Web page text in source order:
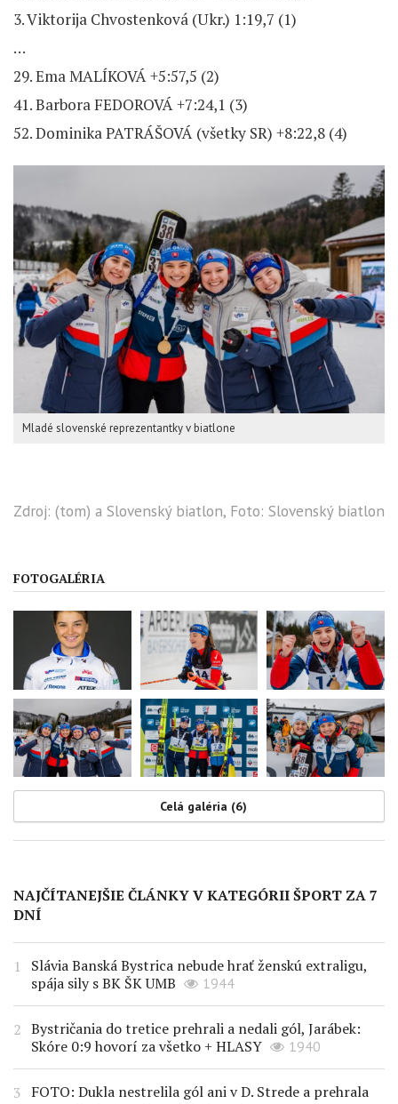
3. Viktorija Chvostenková (Ukr.) 1:19,7 (1)
…
29. Ema MALÍKOVÁ +5:57,5 (2)
41. Barbora FEDOROVÁ +7:24,1 (3)
52. Dominika PATRÁŠOVÁ (všetky SR) +8:22,8 (4)
Mladé slovenské reprezentantky v biatlone
Zdroj: (tom) a Slovenský biatlon, Foto: Slovenský biatlon
FOTOGALÉRIA
Celá galéria (6)
NAJČÍTANEJŠIE ČLÁNKY V KATEGÓRII ŠPORT ZA 7
DNÍ
Slávia Banská Bystrica nebude hrať ženskú extraligu,
spája sily s BK ŠK UMB
1944
Bystričania do tretice prehrali a nedali gól, Jarábek:
Skóre 0:9 hovorí za všetko + HLASY
1940
FOTO: Dukla nestrelila gól ani v D. Strede a prehrala